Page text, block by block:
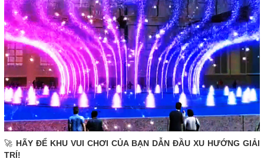
🚀 HÃY ĐỂ KHU VUI CHƠI CỦA BẠN DẪN ĐẦU XU HƯỚNG GIẢI
TRÍ!